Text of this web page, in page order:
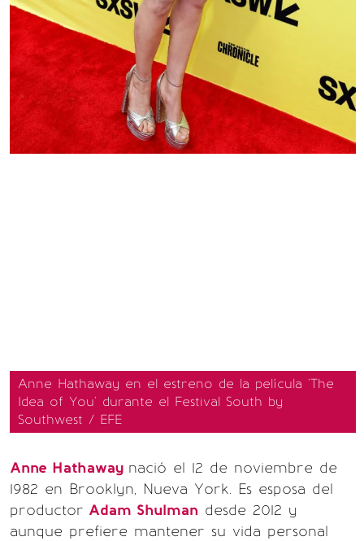
Anne Hathaway en el estreno de la película 'The
Idea of ​​You' durante el Festival South by
Southwest / EFE
Anne Hathaway nació el 12 de noviembre de
1982 en Brooklyn, Nueva York. Es esposa del
productor Adam Shulman desde 2012 y
aunque prefiere mantener su vida personal